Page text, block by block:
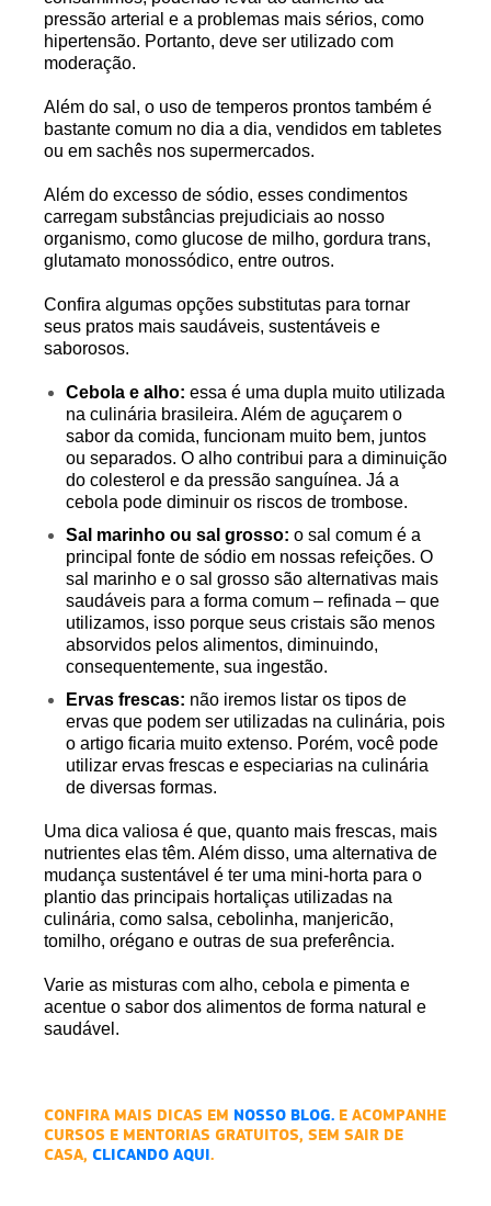
pressão arterial e a problemas mais sérios, como
hipertensão. Portanto, deve ser utilizado com
moderação.
Além do sal, o uso de temperos prontos também é
bastante comum no dia a dia, vendidos em tabletes
ou em sachês nos supermercados.
Além do excesso de sódio, esses condimentos
carregam substâncias prejudiciais ao nosso
organismo, como glucose de milho, gordura trans,
glutamato monossódico, entre outros.
Confira algumas opções substitutas para tornar
seus pratos mais saudáveis, sustentáveis e
saborosos.
Cebola e alho: essa é uma dupla muito utilizada
na culinária brasileira. Além de aguçarem o
sabor da comida, funcionam muito bem, juntos
ou separados. O alho contribui para a diminuição
do colesterol e da pressão sanguínea. Já a
cebola pode diminuir os riscos de trombose.
Sal marinho ou sal grosso: o sal comum é a
principal fonte de sódio em nossas refeições. O
sal marinho e o sal grosso são alternativas mais
saudáveis para a forma comum – refinada – que
utilizamos, isso porque seus cristais são menos
absorvidos pelos alimentos, diminuindo,
consequentemente, sua ingestão.
Ervas frescas: não iremos listar os tipos de
ervas que podem ser utilizadas na culinária, pois
o artigo ficaria muito extenso. Porém, você pode
utilizar ervas frescas e especiarias na culinária
de diversas formas.
Uma dica valiosa é que, quanto mais frescas, mais
nutrientes elas têm. Além disso, uma alternativa de
mudança sustentável é ter uma mini-horta para o
plantio das principais hortaliças utilizadas na
culinária, como salsa, cebolinha, manjericão,
tomilho, orégano e outras de sua preferência.
Varie as misturas com alho, cebola e pimenta e
acentue o sabor dos alimentos de forma natural e
saudável.
CONFIRA MAIS DICAS EM NOSSO BLOG. E ACOMPANHE
CURSOS E MENTORIAS GRATUITOS, SEM SAIR DE
CASA, CLICANDO AQUI.